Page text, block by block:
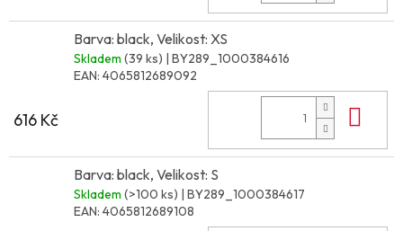
Barva: black, Velikost: XS
Skladem (39 ks) | BY289_1000384616
EAN: 4065812689092
616 Kč
Barva: black, Velikost: S
Skladem (>100 ks) | BY289_1000384617
EAN: 4065812689108